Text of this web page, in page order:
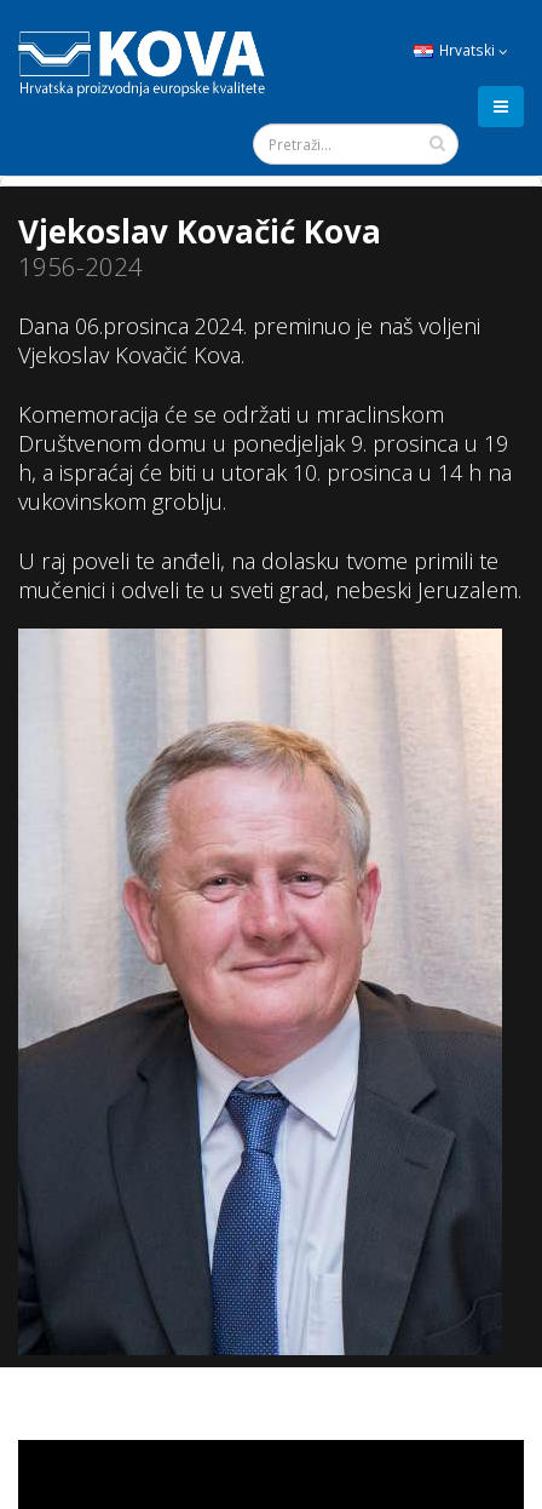
Hrvatski
Vjekoslav Kovačić Kova
1956-2024
Dana 06.prosinca 2024. preminuo je naš voljeni
Vjekoslav Kovačić Kova.
Komemoracija će se održati u mraclinskom
Društvenom domu u ponedjeljak 9. prosinca u 19
h, a ispraćaj će biti u utorak 10. prosinca u 14 h na
vukovinskom groblju.
U raj poveli te anđeli, na dolasku tvome primili te
mučenici i odveli te u sveti grad, nebeski Jeruzalem.